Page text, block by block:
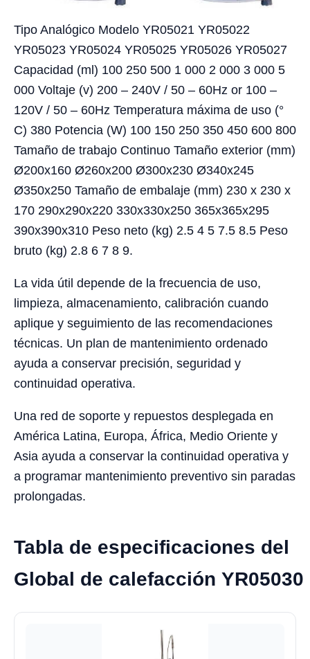
Tipo Analógico Modelo YR05021 YR05022
YR05023 YR05024 YR05025 YR05026 YR05027
Capacidad (ml) 100 250 500 1 000 2 000 3 000 5
000 Voltaje (v) 200 – 240V / 50 – 60Hz or 100 –
120V / 50 – 60Hz Temperatura máxima de uso (°
C) 380 Potencia (W) 100 150 250 350 450 600 800
Tamaño de trabajo Continuo Tamaño exterior (mm)
Ø200x160 Ø260x200 Ø300x230 Ø340x245
Ø350x250 Tamaño de embalaje (mm) 230 x 230 x
170 290x290x220 330x330x250 365x365x295
390x390x310 Peso neto (kg) 2.5 4 5 7.5 8.5 Peso
bruto (kg) 2.8 6 7 8 9.
La vida útil depende de la frecuencia de uso,
limpieza, almacenamiento, calibración cuando
aplique y seguimiento de las recomendaciones
técnicas. Un plan de mantenimiento ordenado
ayuda a conservar precisión, seguridad y
continuidad operativa.
Una red de soporte y repuestos desplegada en
América Latina, Europa, África, Medio Oriente y
Asia ayuda a conservar la continuidad operativa y
a programar mantenimiento preventivo sin paradas
prolongadas.
Tabla de especificaciones del
Global de calefacción YR05030